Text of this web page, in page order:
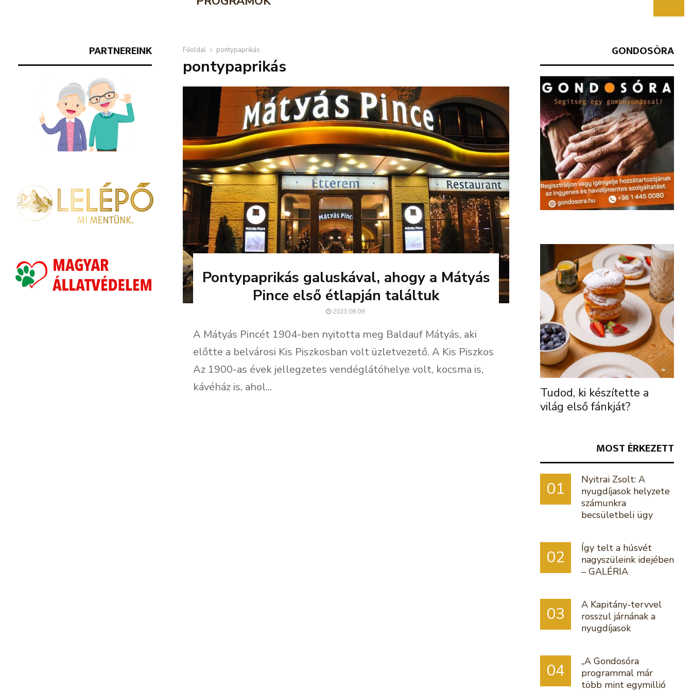
Főoldal pontypaprikás
pontypaprikás
Pontypaprikás galuskával, ahogy a Mátyás
Pince első étlapján találtuk
2023.08.09.
A Mátyás Pincét 1904-ben nyitotta meg Baldauf Mátyás, aki
előtte a belvárosi Kis Piszkosban volt üzletvezető. A Kis Piszkos
Az 1900-as évek jellegzetes vendéglátóhelye volt, kocsma is,
kávéház is, ahol...
PARTNEREINK GONDOSÓRA
Tudod, ki készítette a
világ első fánkját?
MOST ÉRKEZETT
01
Nyitrai Zsolt: A
nyugdíjasok helyzete
számunkra
becsületbeli ügy
02
Így telt a húsvét
nagyszüleink idejében
– GALÉRIA
03
A Kapitány-tervvel
rosszul járnának a
nyugdíjasok
04
„A Gondosóra
programmal már
több mint egymillió